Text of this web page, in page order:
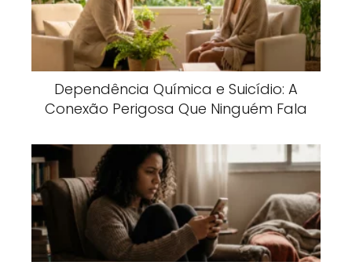
Dependência Química e Suicídio: A
Conexão Perigosa Que Ninguém Fala